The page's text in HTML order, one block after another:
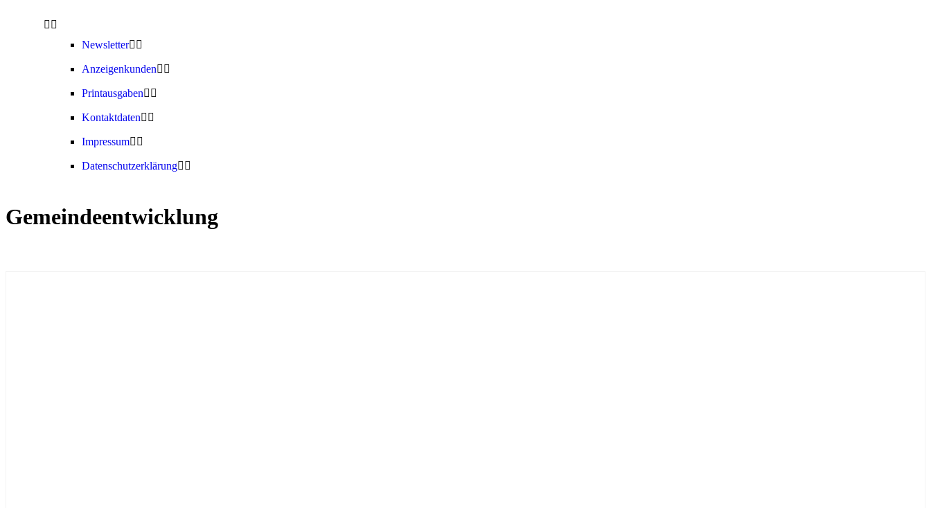
Newsletter
Anzeigenkunden
Printausgaben
Kontaktdaten
Impressum
Datenschutzerklärung
Gemeindeentwicklung